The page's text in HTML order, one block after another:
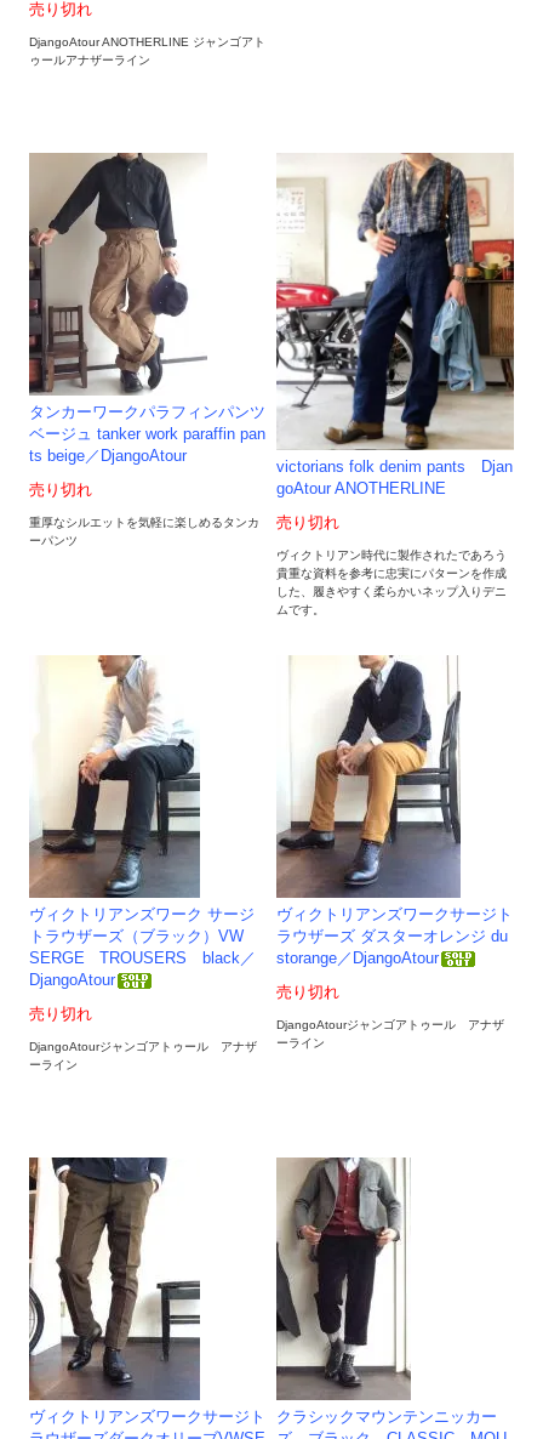
売り切れ
DjangoAtour ANOTHERLINE ジャンゴアト
ゥールアナザーライン
タンカーワークパラフィンパンツ
ベージュ tanker work paraffin pan
ts beige／DjangoAtour
売り切れ
重厚なシルエットを気軽に楽しめるタンカ
ーパンツ
victorians folk denim pants Djan
goAtour ANOTHERLINE
売り切れ
ヴィクトリアン時代に製作されたであろう
貴重な資料を参考に忠実にパターンを作成
した、履きやすく柔らかいネップ入りデニ
ムです。
ヴィクトリアンズワーク サージ
トラウザーズ（ブラック）VW
SERGE TROUSERS black／
DjangoAtour
売り切れ
DjangoAtourジャンゴアトゥール アナザ
ーライン
ヴィクトリアンズワークサージト
ラウザーズ ダスターオレンジ du
storange／DjangoAtour
売り切れ
DjangoAtourジャンゴアトゥール アナザ
ーライン
ヴィクトリアンズワークサージト
クラシックマウンテンニッカー